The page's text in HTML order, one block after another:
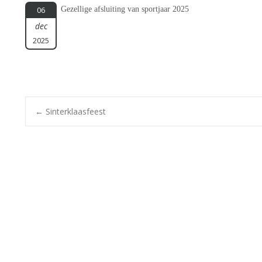
06
dec
2025
Gezellige afsluiting van sportjaar 2025
Bericht
← Sinterklaasfeest